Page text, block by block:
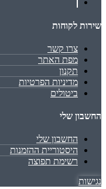
שירות לקוחות
צרו קשר
מפת האתר
תקנון
מדיניות הפרטיות
ביטולים
החשבון שלי
החשבון שלי
היסטוריית ההזמנות
רשימת תפוצה
נגישות